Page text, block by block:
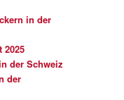
in der
2025
der Schweiz
der